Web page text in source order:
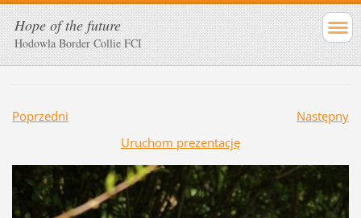
Hope of the future
Hodowla Border Collie FCI
Poprzedni
Następny
Uruchom prezentację